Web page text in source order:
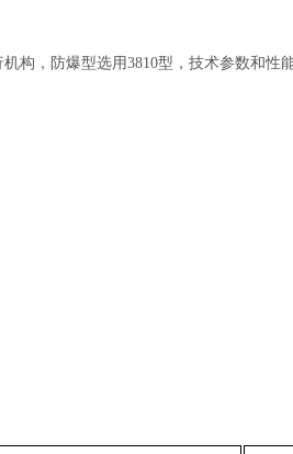
构，防爆型选用3810型，技术参数和性